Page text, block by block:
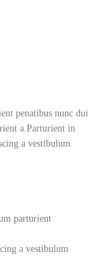
penatibus nunc dui
a.Parturient in
a vestibulum
parturient
a vestibulum